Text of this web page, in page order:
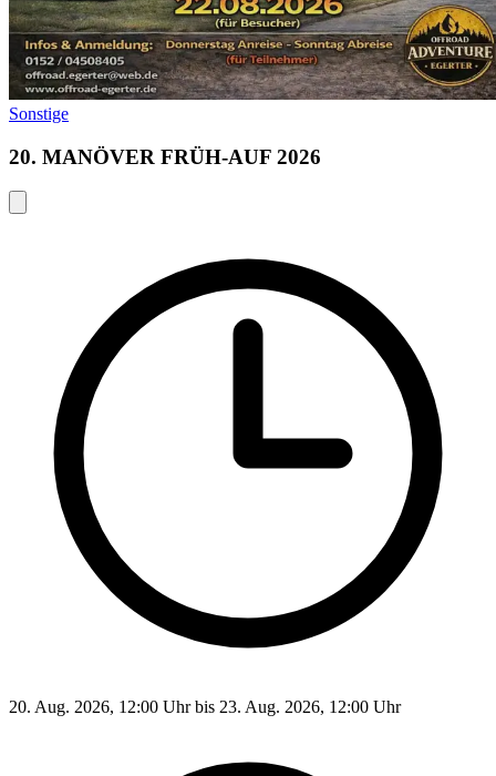
Sonstige
20. MANÖVER FRÜH-AUF 2026
20. Aug. 2026, 12:00 Uhr bis 23. Aug. 2026, 12:00 Uhr